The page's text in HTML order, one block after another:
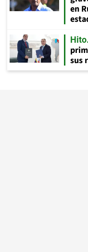
en
Hito
sus